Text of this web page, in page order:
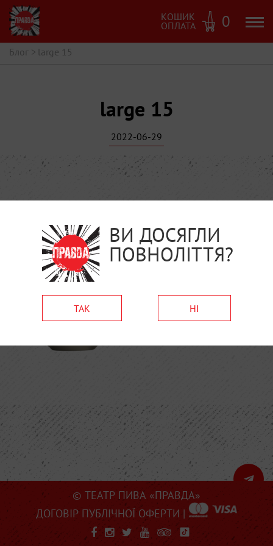
КОШИК
ОПЛАТА 0
Блог > large 15
large 15
2022-06-29
© ТЕАТР ПИВА «ПРАВДА»
ДОГОВІР ПУБЛІЧНОЇ ОФЕРТИ |
ВИ ДОСЯГЛИ
ПОВНОЛІТТЯ?
ТАК НІ